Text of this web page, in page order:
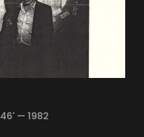
46' — 1982